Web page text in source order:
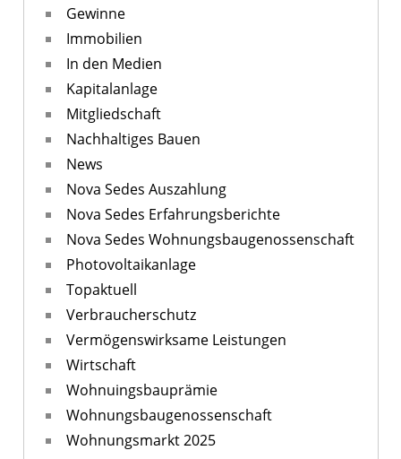
Gewinne
Immobilien
In den Medien
Kapitalanlage
Mitgliedschaft
Nachhaltiges Bauen
News
Nova Sedes Auszahlung
Nova Sedes Erfahrungsberichte
Nova Sedes Wohnungsbaugenossenschaft
Photovoltaikanlage
Topaktuell
Verbraucherschutz
Vermögenswirksame Leistungen
Wirtschaft
Wohnuingsbauprämie
Wohnungsbaugenossenschaft
Wohnungsmarkt 2025